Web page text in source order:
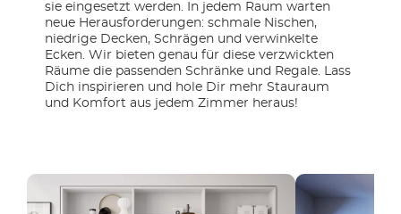
sie eingesetzt werden. In jedem Raum warten
neue Herausforderungen: schmale Nischen,
niedrige Decken, Schrägen und verwinkelte
Ecken. Wir bieten genau für diese verzwickten
Räume die passenden Schränke und Regale. Lass
Dich inspirieren und hole Dir mehr Stauraum
und Komfort aus jedem Zimmer heraus!